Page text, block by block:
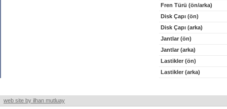
Fren Türü (ön/arka)
Disk Çapı (ön)
Disk Çapı (arka)
Jantlar (ön)
Jantlar (arka)
Lastikler (ön)
Lastikler (arka)
web site by ilhan mutluay